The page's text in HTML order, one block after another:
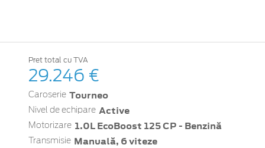
Pret total cu TVA
29.246 €
Caroserie Tourneo
Nivel de echipare Active
Motorizare 1.0L EcoBoost 125 CP - Benzină
Transmisie Manuală, 6 viteze